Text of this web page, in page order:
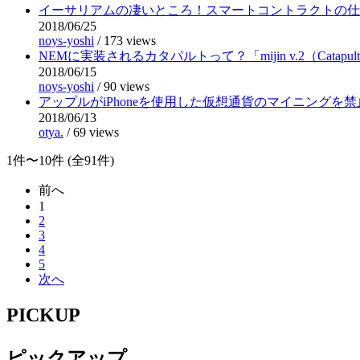
イーサリアムの凄いところ！スマートコントラクトの
2018/06/25
noys-yoshi / 173 views
NEMに実装されるカタパルトって？「mijin v.2（
2018/06/15
noys-yoshi /90 views
アップルがiPhoneを使用した仮想通貨のマイニングを禁
2018/06/13
otya. /69 views
1件〜10件 (全91件)
前へ
1
2
3
4
5
次へ
PICKUP